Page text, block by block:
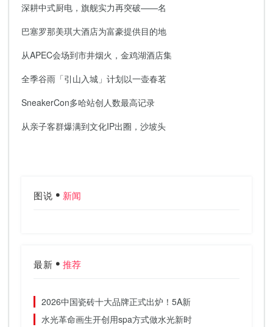
深耕中式厨电，旗舰实力再突破——名
巴塞罗那美琪大酒店为富豪提供目的地
从APEC会场到市井烟火，金鸡湖酒店集
全季谷雨「引山入城」计划以一壶春茗
SneakerCon多哈站创人数最高记录
从亲子客群爆满到文化IP出圈，沙坡头
图说 新闻
最新 推荐
2026中国瓷砖十大品牌正式出炉！5A新
水光革命画生开创用spa方式做水光新时